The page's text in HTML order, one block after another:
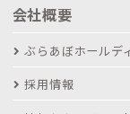
会社概要
ぶらあぼホールデ
採用情報